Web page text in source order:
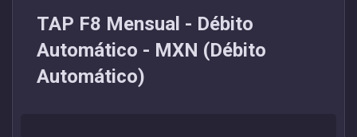
TAP F8 Mensual - Débito
Automático - MXN (Débito
Automático)